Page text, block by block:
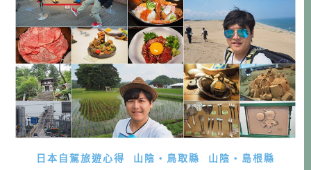
日本自駕旅遊心得 山陰・鳥取縣
山陰・島根縣